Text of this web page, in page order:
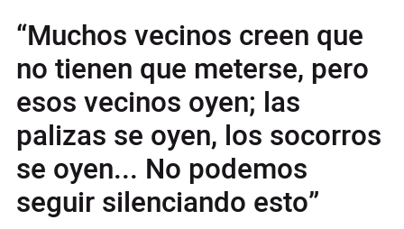
“Muchos vecinos creen que
no tienen que meterse, pero
esos vecinos oyen; las
palizas se oyen, los socorros
se oyen... No podemos
seguir silenciando esto”